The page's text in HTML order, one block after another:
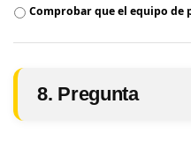
Comprobar que el equipo de
8. Pregunta